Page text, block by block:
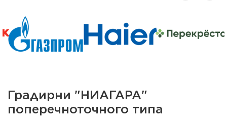
Градирни "НИАГАРА"
поперечноточного типа